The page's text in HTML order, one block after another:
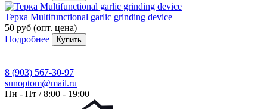
Терка Multifunctional garlic grinding device
50 руб (опт. цена)
Подробнее
Купить
8 (903) 567-30-97
sunoptom@mail.ru
Пн - Пт / 8:00 - 19:00